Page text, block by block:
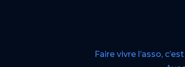
Faire vivre l’asso,